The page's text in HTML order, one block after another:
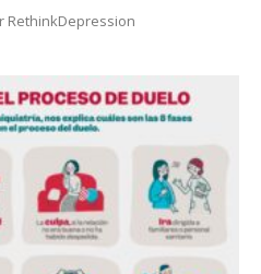
RethinkDepression